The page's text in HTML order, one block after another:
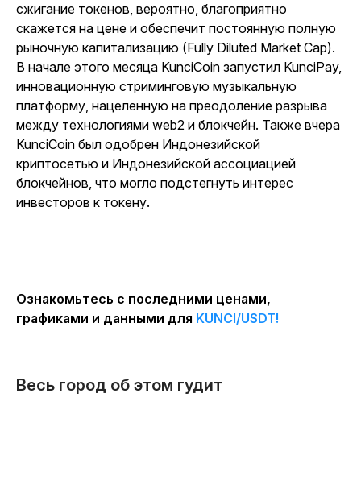
сжигание токенов, вероятно, благоприятно
скажется на цене и обеспечит постоянную полную
рыночную капитализацию (Fully Diluted Market Cap).
В начале этого месяца KunciCoin запустил KunciPay,
инновационную стриминговую музыкальную
платформу, нацеленную на преодоление разрыва
между технологиями web2 и блокчейн. Также вчера
KunciCoin был одобрен Индонезийской
криптосетью и Индонезийской ассоциацией
блокчейнов, что могло подстегнуть интерес
инвесторов к токену.
Ознакомьтесь с последними ценами,
графиками и данными для KUNCI/USDT!
Весь город об этом гудит